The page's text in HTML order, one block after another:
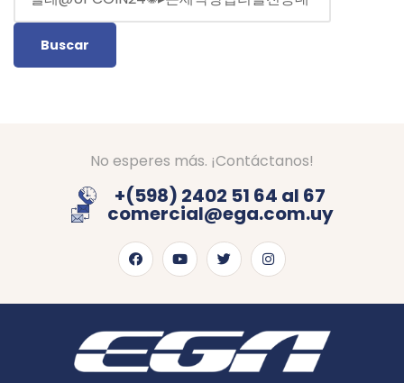
No esperes más. ¡Contáctanos!
+(598) 2402 51 64 al 67
comercial@ega.com.uy